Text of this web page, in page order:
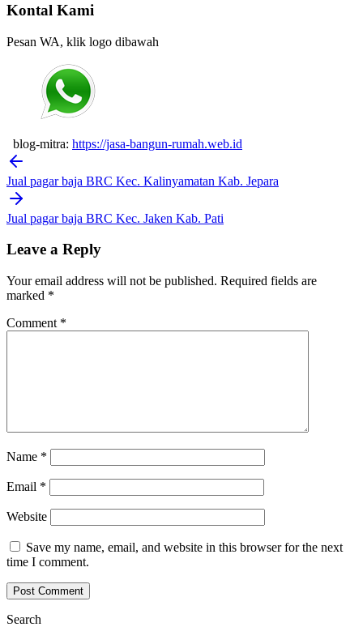
Kontal Kami
Pesan WA, klik logo dibawah
blog-mitra: https://jasa-bangun-rumah.web.id
Post
navigation
Jual pagar baja BRC Kec. Kalinyamatan Kab. Jepara
Jual pagar baja BRC Kec. Jaken Kab. Pati
Leave a Reply
Your email address will not be published. Required fields are
marked *
Comment *
Name *
Email *
Website
Save my name, email, and website in this browser for the next
time I comment.
Search